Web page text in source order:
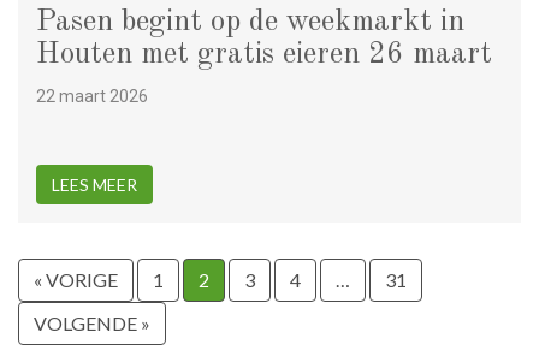
Pasen begint op de weekmarkt in
Houten met gratis eieren 26 maart
22 maart 2026
LEES MEER
« VORIGE 1 2 3 4 …
31
VOLGENDE »